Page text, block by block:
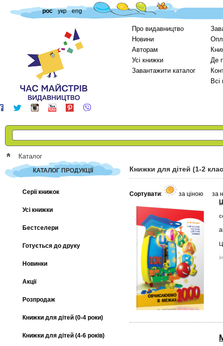
рос укр eng
Про видавництво
Новини
Авторам
Усі книжки
Завантажити каталог
Де
Каталог
КАТАЛОГ ПРОДУКЦІЇ
Серії книжок
Усі книжки
Бестселери
Готується до друку
Новинки
Акції
Розпродаж
Книжки для дітей (0-4 роки)
Книжки для дітей (4-6 років)
Книжки для дітей (1-2
Сортувати: за ціною
за